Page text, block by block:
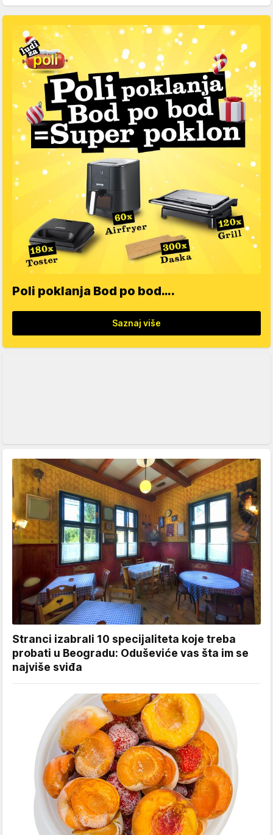
Poli poklanja Bod po bod….
Saznaj više
Stranci izabrali 10 specijaliteta koje treba
probati u Beogradu: Oduševiće vas šta im se
najviše sviđa